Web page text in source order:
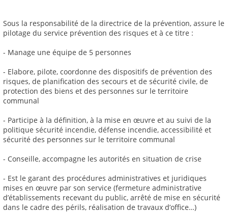
Sous la responsabilité de la directrice de la prévention, assure le
pilotage du service prévention des risques et à ce titre :
- Manage une équipe de 5 personnes
- Elabore, pilote, coordonne des dispositifs de prévention des
risques, de planification des secours et de sécurité civile, de
protection des biens et des personnes sur le territoire
communal
- Participe à la définition, à la mise en œuvre et au suivi de la
politique sécurité incendie, défense incendie, accessibilité et
sécurité des personnes sur le territoire communal
- Conseille, accompagne les autorités en situation de crise
- Est le garant des procédures administratives et juridiques
mises en œuvre par son service (fermeture administrative
d’établissements recevant du public, arrêté de mise en sécurité
dans le cadre des périls, réalisation de travaux d’office…)